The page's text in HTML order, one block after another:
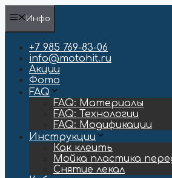
Перейти
содержимому
Инфо
+7 985 769-83-06
info@motohit.ru
Акции
Фото
FAQ
FAQ: Материалы
FAQ: Технологии
FAQ: Модификации
Инструкции
Как клеить
Мойка пластика
Снятие лекал